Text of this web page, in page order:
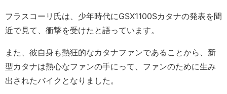
フラスコーリ氏は、少年時代にGSX1100Sカタナの発表を間
近で見て、衝撃を受けたと語っています。
また、彼自身も熱狂的なカタナファンであることから、新
型カタナは熱心なファンの手にって、ファンのために生み
出されたバイクとなりました。